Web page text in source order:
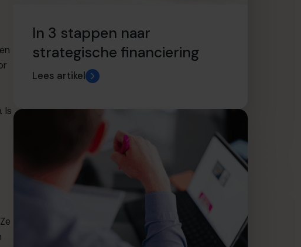
. Is
In 3 stappen naar
strategische financiering
Lees artikel